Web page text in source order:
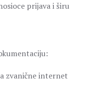
prijava i širu
zvanične internet